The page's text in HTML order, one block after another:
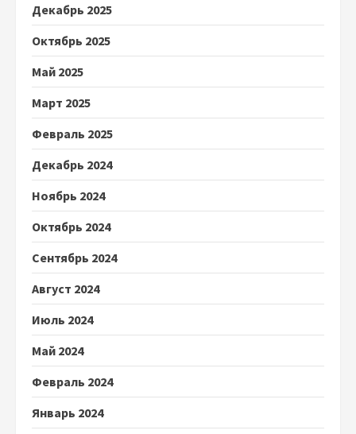
Декабрь 2025
Октябрь 2025
Май 2025
Март 2025
Февраль 2025
Декабрь 2024
Ноябрь 2024
Октябрь 2024
Сентябрь 2024
Август 2024
Июль 2024
Май 2024
Февраль 2024
Январь 2024